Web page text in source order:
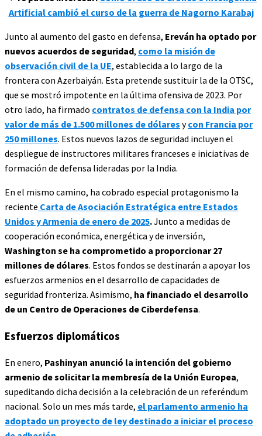
Artificial cambió el curso de la guerra de Nagorno Karabaj
Junto al aumento del gasto en defensa, Ereván ha optado por
nuevos acuerdos de seguridad, como la misión de
observación civil de la UE, establecida a lo largo de la
frontera con Azerbaiyán. Esta pretende sustituir la de la OTSC,
que se mostró impotente en la última ofensiva de 2023. Por
otro lado, ha firmado contratos de defensa con la India por
valor de más de 1.500 millones de dólares ycon Francia por
250 millones. Estos nuevos lazos de seguridad incluyen el
despliegue de instructores militares franceses e iniciativas de
formación de defensa lideradas por la India.
En el mismo camino, ha cobrado especial protagonismo la
reciente Carta de Asociación Estratégica entre Estados
Unidos y Armenia de enero de 2025.Junto a medidas de
cooperación económica, energética y de inversión,
Washington se ha comprometido a proporcionar 27
millones de dólares. Estos fondos se destinarán a apoyar los
esfuerzos armenios en el desarrollo de capacidades de
seguridad fronteriza. Asimismo, ha financiado el desarrollo
de un Centro de Operaciones de Ciberdefensa.
Esfuerzos diplomáticos
En enero, Pashinyan anunció la intención del gobierno
armenio de solicitar la membresía de la Unión Europea,
supeditando dicha decisión a la celebración de un referéndum
nacional. Solo un mes más tarde, el parlamento armenio ha
adoptado un proyecto de ley destinado a iniciar el proceso